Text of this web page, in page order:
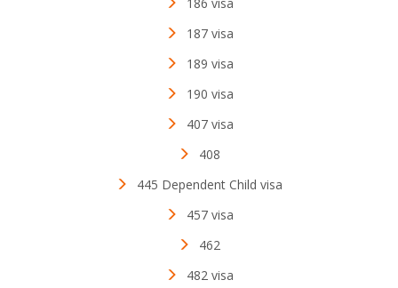
187 visa
189 visa
190 visa
407 visa
408
445 Dependent Child visa
457 visa
462
482 visa